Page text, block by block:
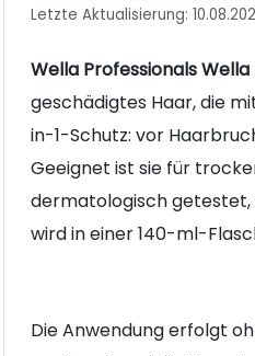
Letzte Aktualisierung:
Wella Professionals
geschädigtes Haar, die
in-1-Schutz: vor
Geeignet ist sie für
dermatologisch getestet,
wird in einer 140-ml-
Die Anwendung erfolgt